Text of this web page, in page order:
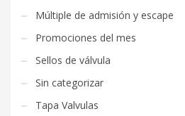
Múltiple de admisión y escape
Promociones del mes
Sellos de válvula
Sin categorizar
Tapa Valvulas